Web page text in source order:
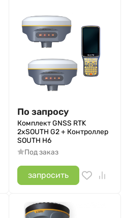
По запросу
Комплект GNSS RTK
2xSOUTH G2 + Контроллер
SOUTH H6
Под заказ
запросить